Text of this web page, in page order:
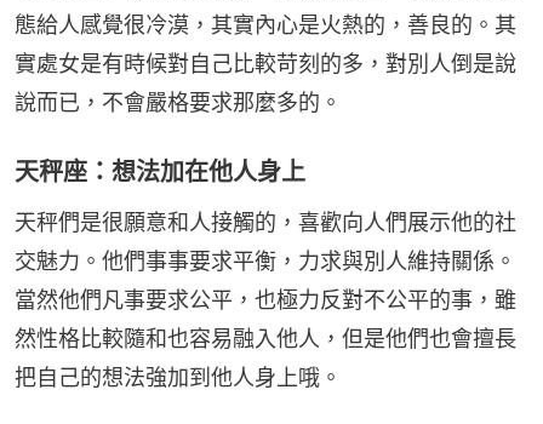
態給人感覺很冷漠，其實內心是火熱的，善良的。其
實處女是有時候對自己比較苛刻的多，對別人倒是說
說而已，不會嚴格要求那麼多的。
天秤座：想法加在他人身上
天秤們是很願意和人接觸的，喜歡向人們展示他的社
交魅力。他們事事要求平衡，力求與別人維持關係。
當然他們凡事要求公平，也極力反對不公平的事，雖
然性格比較隨和也容易融入他人，但是他們也會擅長
把自己的想法強加到他人身上哦。